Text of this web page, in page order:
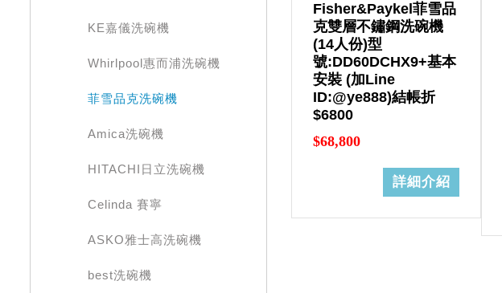
KE嘉儀洗碗機
Whirlpool惠而浦洗碗機
菲雪品克洗碗機
Amica洗碗機
HITACHI日立洗碗機
Celinda 賽寧
ASKO雅士高洗碗機
best洗碗機
Fisher&Paykel菲雪品
克雙層不鏽鋼洗碗機
(14人份)型
號:DD60DCHX9+基本
安裝 (加Line
ID:@ye888)結帳折
$6800
$68,800
詳細介紹